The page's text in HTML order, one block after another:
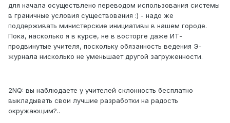
для начала осуществлено переводом использования системы
в граничные условия существования :) - надо же
поддерживать министерские инициативы в нашем городе.
Пока, насколько я в курсе, не в восторге даже ИТ-
продвинутые учителя, поскольку обязанность ведения Э-
журнала нисколько не уменьшает другой загруженности.
2NQ: вы наблюдаете у учителей склонность бесплатно
выкладывать свои лучшие разработки на радость
окружающим?..